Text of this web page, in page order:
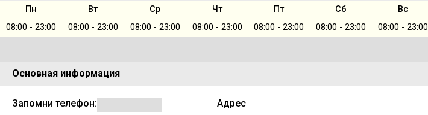
Пн Вт Ср Чт Пт Сб
Вс
08:00 - 23:00
08:00 - 23:00 08:00 - 23:00 08:00 - 23:00 08:00 - 23:00 08:00 - 23:00 08:00 - 23:00
Основная информация
Запомни телефон:
Адрес